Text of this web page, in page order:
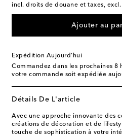
incl. droits de douane et taxes,
Ajouter au
Expédition Aujourd'hui
Commandez dans les prochaines 8
votre commande soit expédiée
Détails De L'article
Avec une approche innovante des
créations de décoration et de
touche de sophistication à votre